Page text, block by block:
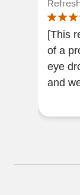
[This
of a
eye
and